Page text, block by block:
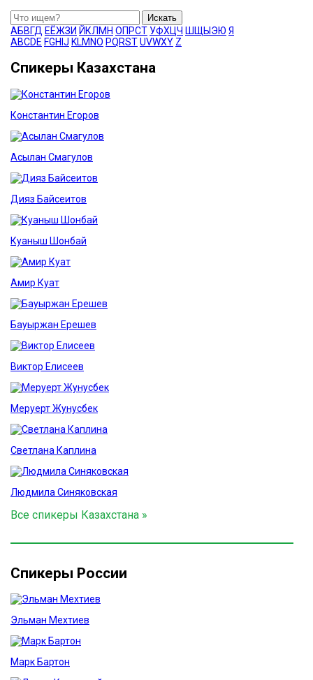
Искать
АБВГД ЕЁЖЗИ Й КЛ М Н ОП РСТ УФХЦЧ Ш ЩЫ ЭЮ Я
ABCDE FGH J KLM NO PQRSTUVWXY Z
Спикеры Казахстана
Константин Егоров
Асылан Смагулов
Дияз Байсеитов
Куаныш Шонбай
Амир Куат
Бауыржан Ерешев
Виктор Елисеев
Меруерт Жунусбек
Светлана Каплина
Людмила Синяковская
Все спикеры Казахстана »
Спикеры России
Эльман Мехтиев
Марк Бартон